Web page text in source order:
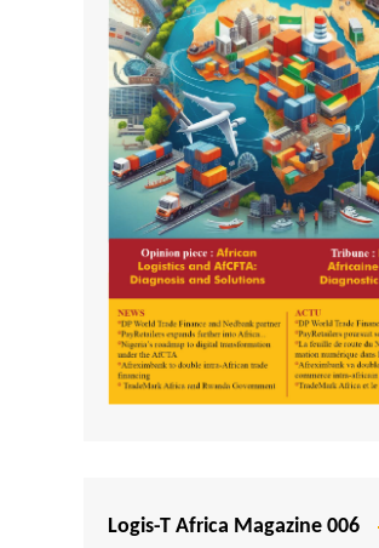
Logis-T Africa Magazine 006